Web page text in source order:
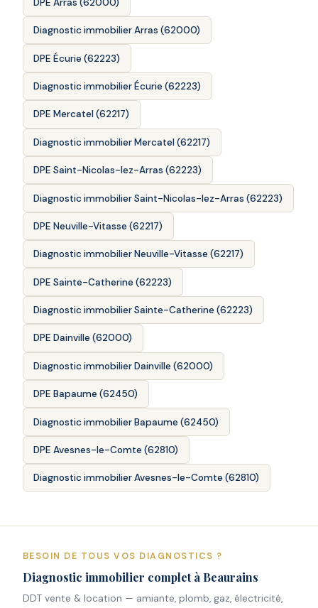
Diagnostic immobilier Arras (62000)
DPE Écurie (62223)
Diagnostic immobilier Écurie (62223)
DPE Mercatel (62217)
Diagnostic immobilier Mercatel (62217)
DPE Saint-Nicolas-lez-Arras (62223)
Diagnostic immobilier Saint-Nicolas-lez-Arras (62223)
DPE Neuville-Vitasse (62217)
Diagnostic immobilier Neuville-Vitasse (62217)
DPE Sainte-Catherine (62223)
Diagnostic immobilier Sainte-Catherine (62223)
DPE Dainville (62000)
Diagnostic immobilier Dainville (62000)
DPE Bapaume (62450)
Diagnostic immobilier Bapaume (62450)
DPE Avesnes-le-Comte (62810)
Diagnostic immobilier Avesnes-le-Comte (62810)
BESOIN DE TOUS VOS DIAGNOSTICS ?
Diagnostic immobilier complet à Beaurains
DDT vente & location — amiante, plomb, gaz, électricité,